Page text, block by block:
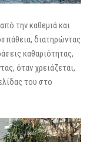
την καθεμιά και
διατηρώντας
καθαριότητας,
όταν χρειάζεται,
του στο